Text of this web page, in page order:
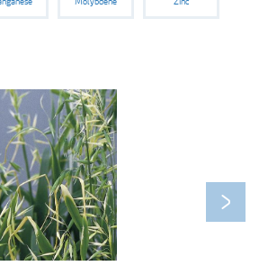
Molybdène Zinc
Next